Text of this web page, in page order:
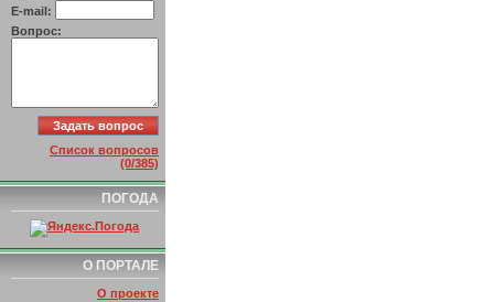
E-mail:
Вопрос:
Список вопросов
(0/385)
ПОГОДА
О ПОРТАЛЕ
О проекте